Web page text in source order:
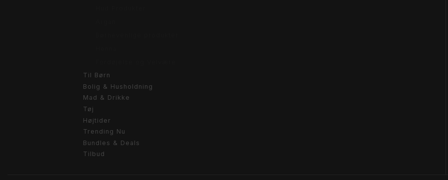
Til Børn
Bolig & Husholdning
Mad & Drikke
Tøj
Højtider
Trending Nu
Bundles & Deals
Tilbud